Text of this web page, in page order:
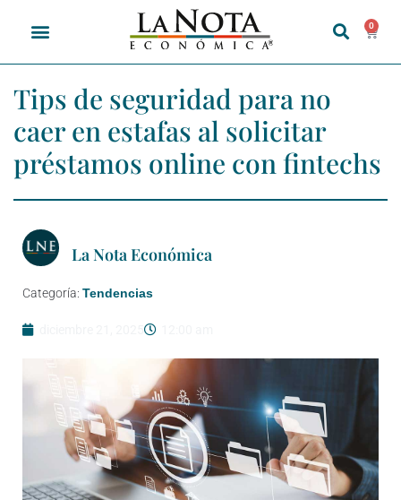
0
Tips de seguridad para no
caer en estafas al solicitar
préstamos online con fintechs
La Nota Económica
Categoría: Tendencias